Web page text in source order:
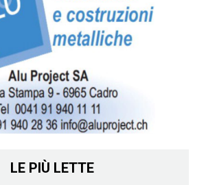
LE PIÙ LETTE